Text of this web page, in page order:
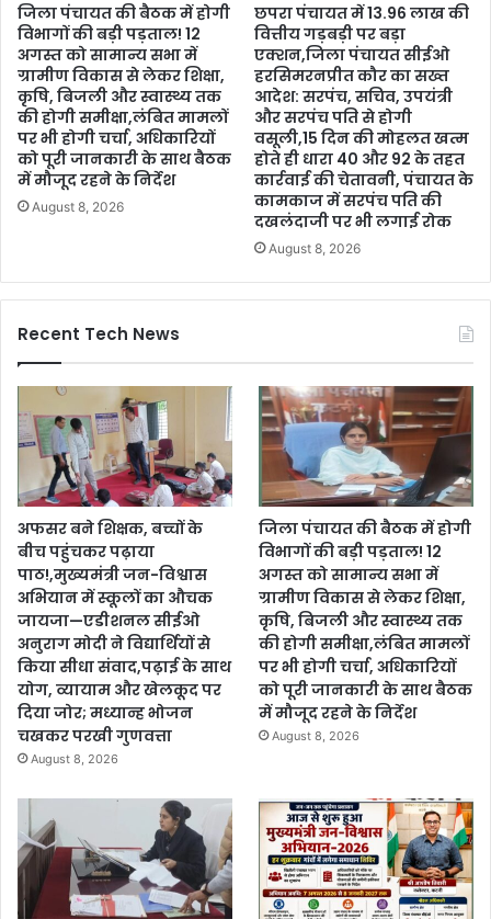
जिला पंचायत की बैठक में होगी
विभागों की बड़ी पड़ताल! 12
अगस्त को सामान्य सभा में
ग्रामीण विकास से लेकर शिक्षा,
कृषि, बिजली और स्वास्थ्य तक
की होगी समीक्षा,लंबित मामलों
पर भी होगी चर्चा, अधिकारियों
को पूरी जानकारी के साथ बैठक
में मौजूद रहने के निर्देश
August 8, 2026
छपरा पंचायत में 13.96 लाख की
वित्तीय गड़बड़ी पर बड़ा
एक्शन,जिला पंचायत सीईओ
हरसिमरनप्रीत कौर का सख्त
आदेश: सरपंच, सचिव, उपयंत्री
और सरपंच पति से होगी
वसूली,15 दिन की मोहलत खत्म
होते ही धारा 40 और 92 के तहत
कार्रवाई की चेतावनी, पंचायत के
कामकाज में सरपंच पति की
दखलंदाजी पर भी लगाई रोक
August 8, 2026
Recent Tech News
अफसर बने शिक्षक, बच्चों के
बीच पहुंचकर पढ़ाया
पाठ!,मुख्यमंत्री जन-विश्वास
अभियान में स्कूलों का औचक
जायजा—एडीशनल सीईओ
अनुराग मोदी ने विद्यार्थियों से
किया सीधा संवाद,पढ़ाई के साथ
योग, व्यायाम और खेलकूद पर
दिया जोर; मध्यान्ह भोजन
चखकर परखी गुणवत्ता
August 8, 2026
जिला पंचायत की बैठक में होगी
विभागों की बड़ी पड़ताल! 12
अगस्त को सामान्य सभा में
ग्रामीण विकास से लेकर शिक्षा,
कृषि, बिजली और स्वास्थ्य तक
की होगी समीक्षा,लंबित मामलों
पर भी होगी चर्चा, अधिकारियों
को पूरी जानकारी के साथ बैठक
में मौजूद रहने के निर्देश
August 8, 2026